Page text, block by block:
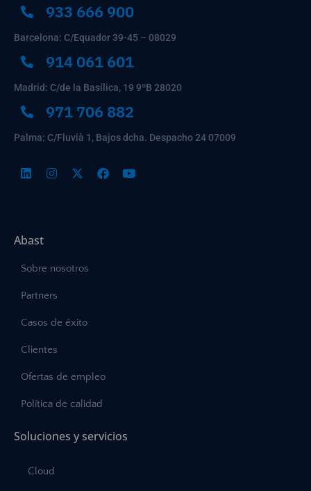
933 666 900
Barcelona: C/Equador 39-45 – 08029
914 061 601
Madrid: C/de la Basílica, 19 9ºB 28020
971 706 882
Palma: C/Fluvià 1, Bajos dcha. Despacho 24 07009
Abast
Sobre nosotros
Partners
Casos de éxito
Clientes
Ofertas de empleo
Política de calidad
Soluciones y servicios
Cloud